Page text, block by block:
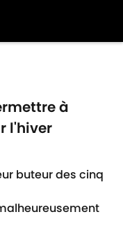
à
l'hiver
buteur des cinq